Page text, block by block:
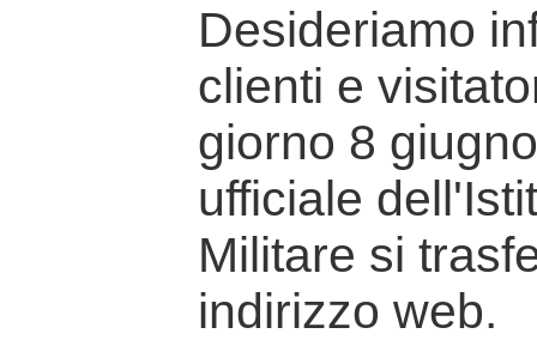
Desideriamo
clienti e
giorno 8
ufficiale
Militare si
indirizzo web.